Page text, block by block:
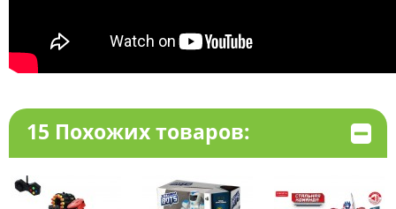
15 Похожих товаров: